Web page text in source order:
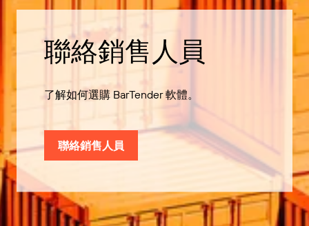
聯絡銷售人員
了解如何選購 BarTender 軟體。
聯絡銷售人員